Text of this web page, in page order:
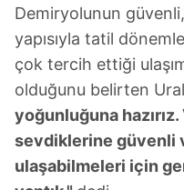
ilgili mevzuata uygun
almak için lütfen tıklayınız
Demiryolunun
yapısıyla tatil
çok tercih ettiği
olduğunu belirten
yoğunluğuna
sevdiklerine güvenli
ulaşabilmeleri için